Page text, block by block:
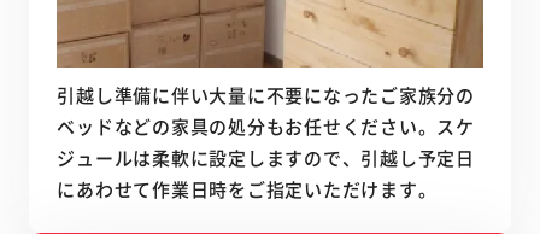
引越し準備に伴い大量に不要になったご家族分の
ベッドなどの家具の処分もお任せください。スケ
ジュールは柔軟に設定しますので、引越し予定日
にあわせて作業日時をご指定いただけます。